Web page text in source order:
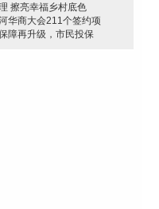
擦亮幸福乡村底色
华商大会211个签约项
障再升级，市民投保